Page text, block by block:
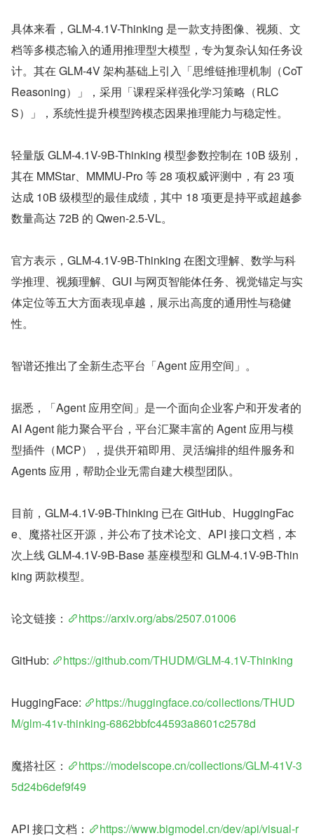
具体来看，GLM-4.1V-Thinking 是一款支持图像、视频、文
档等多模态输入的通用推理型大模型，专为复杂认知任务设
计。其在 GLM-4V 架构基础上引入「思维链推理机制（CoT
Reasoning）」，采用「课程采样强化学习策略（RLC
S）」，系统性提升模型跨模态因果推理能力与稳定性。
轻量版 GLM-4.1V-9B-Thinking 模型参数控制在 10B 级别，
其在 MMStar、MMMU-Pro 等 28 项权威评测中，有 23 项
达成 10B 级模型的最佳成绩，其中 18 项更是持平或超越参
数量高达 72B 的 Qwen-2.5-VL。
官方表示，GLM-4.1V-9B-Thinking 在图文理解、数学与科
学推理、视频理解、GUI 与网页智能体任务、视觉锚定与实
体定位等五大方面表现卓越，展示出高度的通用性与稳健
性。
智谱还推出了全新生态平台「Agent 应用空间」。
据悉，「Agent 应用空间」是一个面向企业客户和开发者的
AI Agent 能力聚合平台，平台汇聚丰富的 Agent 应用与模
型插件（MCP），提供开箱即用、灵活编排的组件服务和
Agents 应用，帮助企业无需自建大模型团队。
目前，GLM-4.1V-9B-Thinking 已在 GitHub、HuggingFac
e、魔搭社区开源，并公布了技术论文、API 接口文档，本
次上线 GLM-4.1V-9B-Base 基座模型和 GLM-4.1V-9B-Thin
king 两款模型。
论文链接： https://arxiv.org/abs/2507.01006
GitHub: https://github.com/THUDM/GLM-4.1V-Thinking
HuggingFace:
https://huggingface.co/collections/THUD
M/glm-41v-thinking-6862bbfc44593a8601c2578d
魔搭社区：
https://modelscope.cn/collections/GLM-41V-3
5d24b6def9f49
API 接口文档：
https://www.bigmodel.cn/dev/api/visual-r